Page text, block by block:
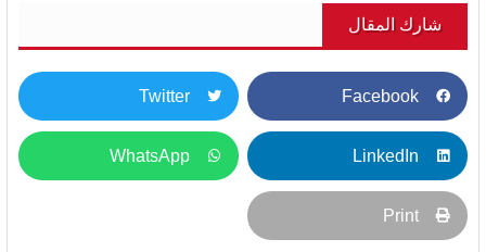
شارك المقال
Facebook
Twitter
LinkedIn
WhatsApp
Print